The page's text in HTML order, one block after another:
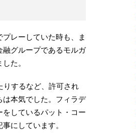
レーしていた時も、ま
グループであるモルガ
た。
りするなど、許可され
本気でした。フィラデ
しているパット・コー
にしています。